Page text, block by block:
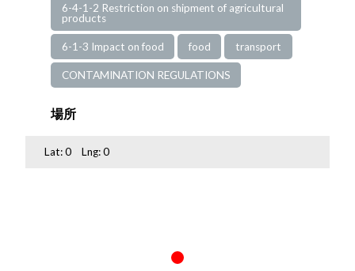
6-4-1-2 Restriction on shipment of agricultural
products
6-1-3 Impact on food food transport
CONTAMINATION REGULATIONS
場所
Lat:0 Lng:0